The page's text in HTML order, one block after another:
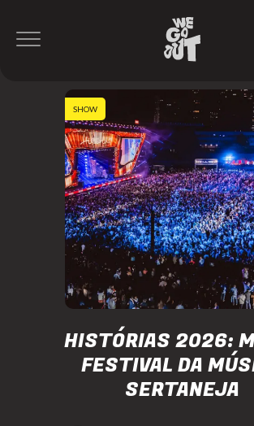
HISTÓRIAS 2026:
FESTIVAL DA
SERTANEJA
SHOW